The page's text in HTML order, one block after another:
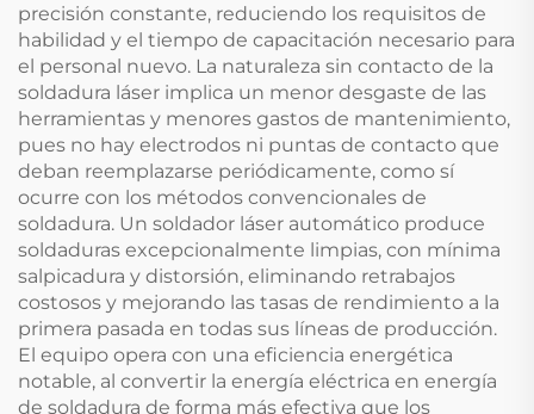
precisión constante, reduciendo los requisitos de
habilidad y el tiempo de capacitación necesario para
el personal nuevo. La naturaleza sin contacto de la
soldadura láser implica un menor desgaste de las
herramientas y menores gastos de mantenimiento,
pues no hay electrodos ni puntas de contacto que
deban reemplazarse periódicamente, como sí
ocurre con los métodos convencionales de
soldadura. Un soldador láser automático produce
soldaduras excepcionalmente limpias, con mínima
salpicadura y distorsión, eliminando retrabajos
costosos y mejorando las tasas de rendimiento a la
primera pasada en todas sus líneas de producción.
El equipo opera con una eficiencia energética
notable, al convertir la energía eléctrica en energía
de soldadura de forma más efectiva que los